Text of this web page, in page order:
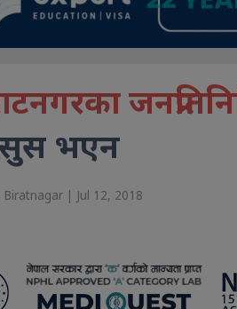
भएन
Biratnagar | Jul 12, 2018